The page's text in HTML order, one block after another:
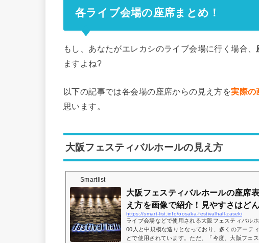
各ライブ会場の座席まとめ！
もし、あなたがエレカシのライブ会場に行く場合、
ますよね?
以下の記事では各会場の座席からの見え方を実際の
思います。
大阪フェスティバルホールの見え方
Smartlist
大阪フェスティバルホールの座席
え方を画像で紹介！見やすさはど
https://smart-list.info/oosaka-festivalhall-zaseki
ライブ会場などで使用される大阪フェスティバル
00人と中規模な造りとなっており、多くのアーテ
どで使用されています。ただ、「今度、大阪フェ